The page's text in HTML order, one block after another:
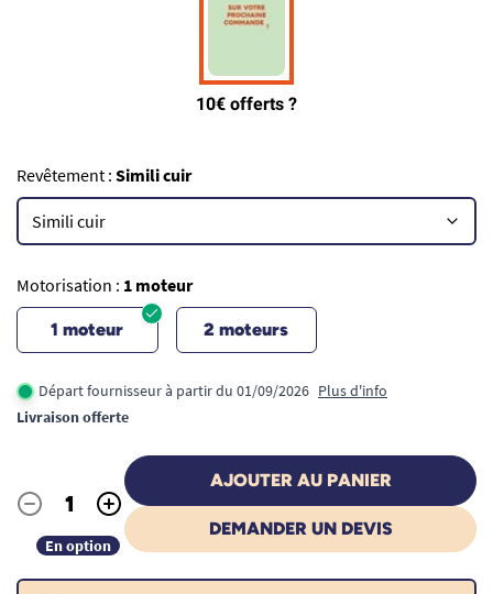
Revêtement : Simili cuir
Motorisation : 1 moteur
1 moteur 2 moteurs
Départ fournisseur à partir du 01/09/2026 Plus d'info
Livraison offerte
Quantité
- +
AJOUTER AU PANIER
DEMANDER UN DEVIS
En option